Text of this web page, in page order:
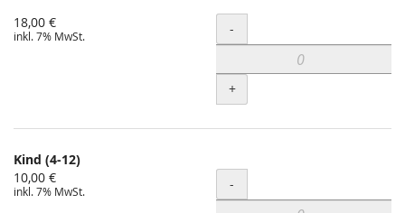
18,00 €
inkl. 7% MwSt. Menge
-
+
Kind (4-12)
10,00 €
inkl. 7% MwSt. Menge
-